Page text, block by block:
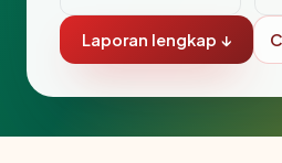
Laporan lengkap ↓